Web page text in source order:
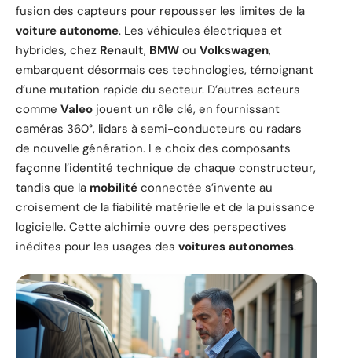
fusion des capteurs pour repousser les limites de la
voiture autonome. Les véhicules électriques et
hybrides, chez Renault, BMW ou Volkswagen,
embarquent désormais ces technologies, témoignant
d’une mutation rapide du secteur. D’autres acteurs
comme Valeo jouent un rôle clé, en fournissant
caméras 360°, lidars à semi-conducteurs ou radars
de nouvelle génération. Le choix des composants
façonne l’identité technique de chaque constructeur,
tandis que la mobilité connectée s’invente au
croisement de la fiabilité matérielle et de la puissance
logicielle. Cette alchimie ouvre des perspectives
inédites pour les usages des voitures autonomes.